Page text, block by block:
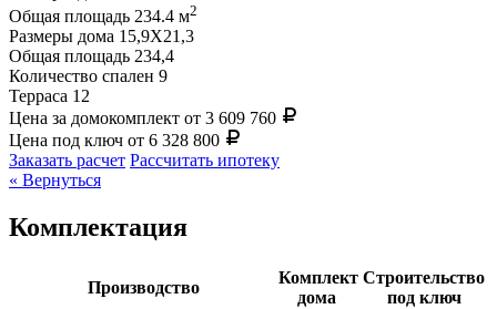
Общая площадь 234.4 м2
Размеры дома 15,9Х21,3
Общая площадь 234,4
Количество спален 9
Терраса 12
Цена за домокомплект от 3 609 760
Цена под ключ от 6 328 800
Заказать расчет Рассчитать ипотеку
« Вернуться
Комплектация
Производство
Комплект
дома
Строительство
под ключ